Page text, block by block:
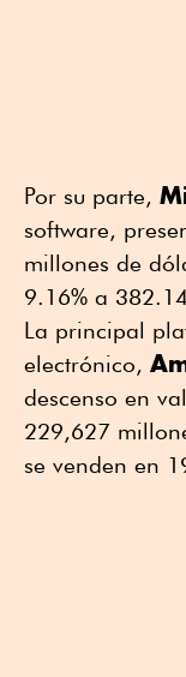
Por su parte,
software,
millones de
9.16% a
La principal
electrónico,
descenso en
229,627
se venden en